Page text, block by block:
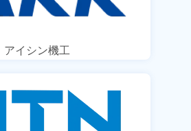
アイシン機工